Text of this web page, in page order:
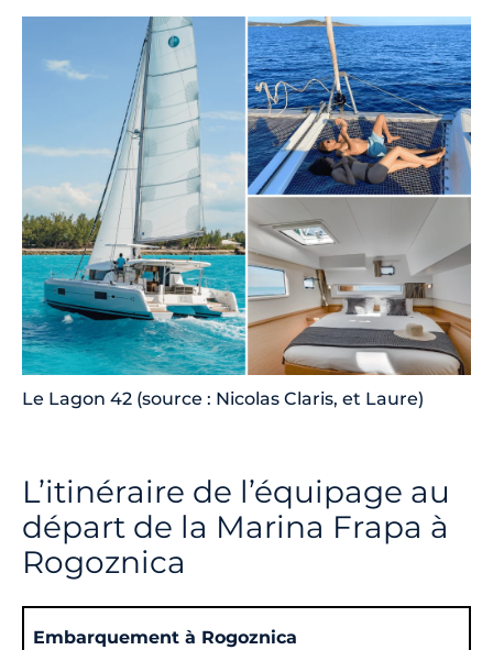
Le Lagon 42 (source : Nicolas Claris, et Laure)
L’itinéraire de l’équipage au
départ de la Marina Frapa à
Rogoznica
Embarquement à Rogoznica